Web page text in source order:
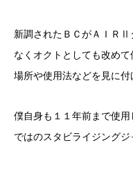
新調されたＢＣがＡＩＲⅡ
なくオクトとしても改め
場所や使用法などを見に付
僕自身も１１年前まで使
ではのスタビライジングジ